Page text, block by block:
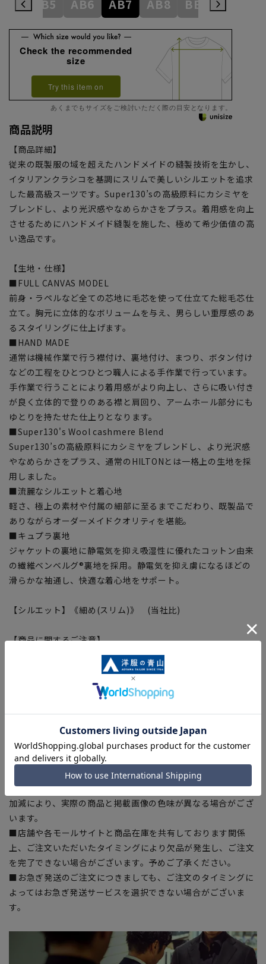
AB5 AB6 AB7 AB8 BE3
Check the recommended
size
Try this item on
あくまでもサイズをご検討いただく際の目安となります。
商品説明
【商品詳細】
従来の既製服の域を超えたハンドメイドの縫製技術を生かし、
イタリアンクラシコを基調にスリムで美しいシルエットを追求
した最高級スーツです。Super130’sの高級原料にカシミヤを
ブレンドし、より光沢感やなめらかさをプラス。着用感を向上
させるためにハンドメイド縫製を施した、極めて希少価値の高
い逸品です。
【生地・仕様】
■FULL CANVAS MODEL
前身・ラペルなど全ての芯地に毛芯を使って仕立てた総毛芯仕
立て。胸元に立体的なボリュームを与え、男らしい重厚感のあ
るスタイリングに仕上げます。
■HAND MADE
通常は機械作業で行う襟付け、裏地付け、まつり、ボタン付け
などの工程をひとつひとつ職人による手作業で行っています。
手作業で行うことにより着用感がより向上し、さらに吸い付き
が良く立体的で登りのある襟と肩回り、アームホール部分にも
ゆとりを持たせた仕上りとなります。
■Super130's Wool cashmere Blend
Super130’sの高級原料にカシミヤをブレンドし、より光沢感
やなめらかさをプラス、通常のHILTONとは一格上の生地を採
用しました。
■流麗なシルエットと着心地
軽さ、極上の素材や付属の細部に至るまでこだわり、既製品で
ありながらオーダーメイドクオリティを堪能。
■キュプラ裏地
ジャケットの裏地に静電気を抑え吸湿性に優れたコットン由来
の繊維ベンベルグ®裏地を採用。静電気を抑え虜になるほどの
滑らかな袖通し、快適な着心地をサポート。
【シルエット】《細め(スリム)》 (当社比)
【商品に関するご注意】
■商品画像はサンプルのため、色味やサイズ等の仕様に変更が
ある場合がございますので、予めご了承ください。
■ゆとり感には個人差があります。サイズ表を確認の上、ご購
入の目安としてご利用ください。
■生地や仕様・デザインにより、着用感や実際のサイズ表に若
干の誤差が生じる場合がございます。予めご了承ください。
■サイズスペックは仕上がりサイズを記載しております。一
部、商品現物におすすめサイズ(ヌードサイズ)を記載している
商品もございます。
■ブラウザやお使いのモニター環境、また撮影時の室内外の光
加減により、実際の商品と掲載画像の色味が異なる場合がござ
います。
■店舗や各モールサイトと商品在庫を共有しております関係
上、ご注文いただいたタイミングにより欠品が発生し、ご注文
を完了できない場合がございます。予めご了承ください。
■お急ぎ発送のご注文につきましても、ご注文のタイミングに
よってはお急ぎ発送サービスを選択できない場合がございま
す。